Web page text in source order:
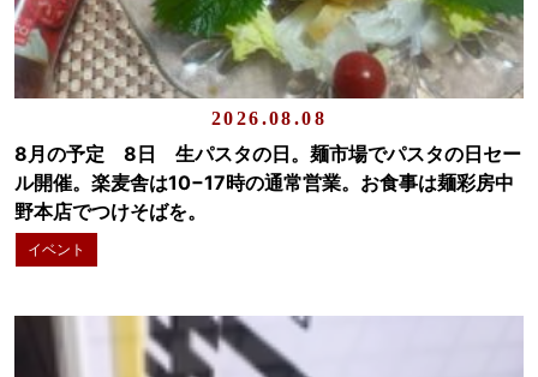
2026.08.08
8月の予定 8日 生パスタの日。麺市場でパスタの日セー
ル開催。楽麦舎は10−17時の通常営業。お食事は麺彩房中
野本店でつけそばを。
イベント